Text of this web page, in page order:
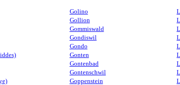
Golino
Gollion
Gommiswald
Gondiswil
Gondo
Gonten
Gontenbad
Gontenschwil
Goppenstein